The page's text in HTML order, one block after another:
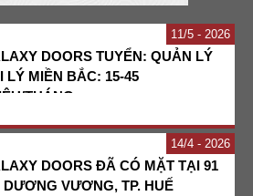
11 5 - 2026
DOORS TUYỂN: QUẢN LÝ
LÝ MIỀN BẮC: 15-45
THÁNG
14 4 - 2026
DOORS ĐÃ CÓ MẶT TẠI 91
DƯƠNG VƯƠNG, TP. HUẾ